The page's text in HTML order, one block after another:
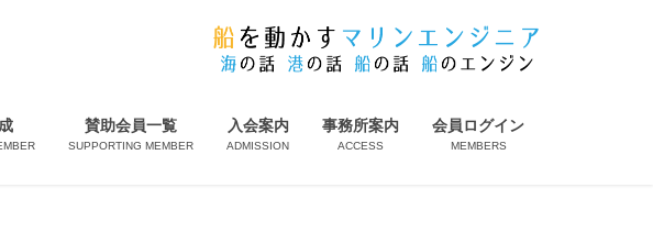
賛助会員一覧
SUPPORTING MEMBER
入会案内
ADMISSION
事務所案内
ACCESS
会員ログイン
MEMBERS